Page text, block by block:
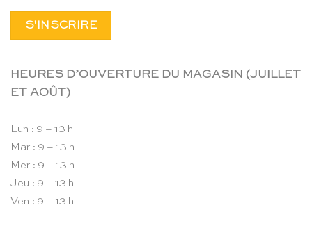
HEURES D’OUVERTURE DU MAGASIN (JUILLET
ET AOÛT)
Lun : 9 – 13 h
Mar : 9 – 13 h
Mer : 9 – 13 h
Jeu : 9 – 13 h
Ven : 9 – 13 h